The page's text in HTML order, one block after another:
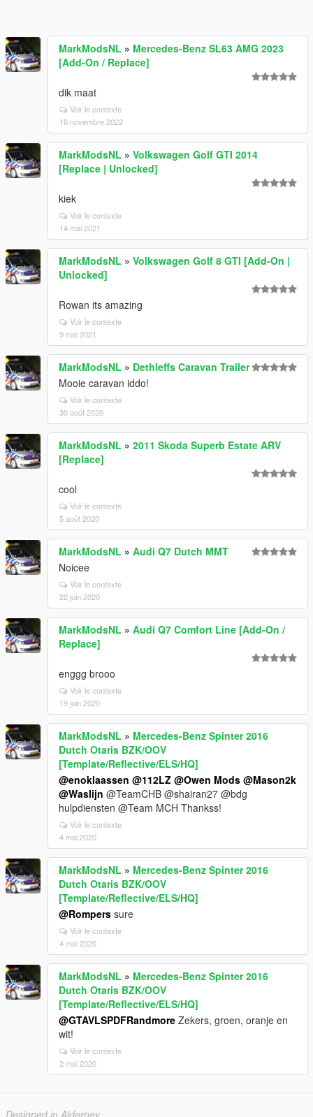
MarkModsNL » Mercedes-Benz SL63 AMG 2023
[Add-On / Replace]
dik maat
Voir le contexte
16 novembre 2022
MarkModsNL » Volkswagen Golf GTI 2014
[Replace | Unlocked]
kiek
Voir le contexte
14 mai 2021
MarkModsNL » Volkswagen Golf 8 GTI [Add-On |
Unlocked]
Rowan its amazing
Voir le contexte
9 mai 2021
MarkModsNL » Dethleffs Caravan Trailer
Mooie caravan iddo!
Voir le contexte
30 août 2020
MarkModsNL » 2011 Skoda Superb Estate ARV
[Replace]
cool
Voir le contexte
5 août 2020
MarkModsNL » Audi Q7 Dutch MMT
Noicee
Voir le contexte
22 juin 2020
MarkModsNL » Audi Q7 Comfort Line [Add-On /
Replace]
enggg brooo
Voir le contexte
19 juin 2020
MarkModsNL » Mercedes-Benz Spinter 2016
Dutch Otaris BZK/OOV
[Template/Reflective/ELS/HQ]
@enoklaassen @112LZ @Owen Mods @Mason2k
@Waslijn @TeamCHB @shairan27 @bdg
hulpdiensten @Team MCH Thankss!
Voir le contexte
4 mai 2020
MarkModsNL » Mercedes-Benz Spinter 2016
Dutch Otaris BZK/OOV
[Template/Reflective/ELS/HQ]
@Rompers sure
Voir le contexte
4 mai 2020
MarkModsNL » Mercedes-Benz Spinter 2016
Dutch Otaris BZK/OOV
[Template/Reflective/ELS/HQ]
@GTAVLSPDFRandmore Zekers, groen, oranje en
wit!
Voir le contexte
2 mai 2020
Designed in Alderney